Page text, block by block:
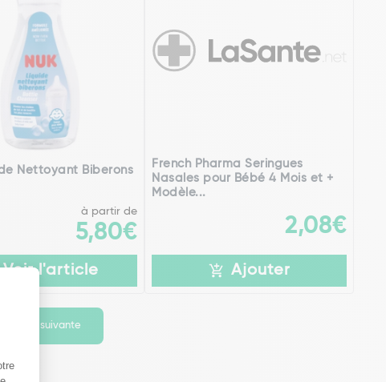
Nettoyant Biberons
à partir de
5,80€
Voir l'article
French Pharma Seringues
Nasales pour Bébé 4 Mois et +
Modèle...
2,08€
Ajouter
Page suivante